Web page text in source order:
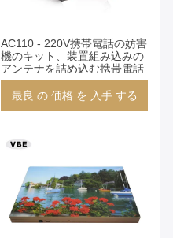
AC110 - 220V携帯電話の妨害
機のキット、装置組み込みの
アンテナを詰め込む携帯電話
最良 の 価格 を 入手 する